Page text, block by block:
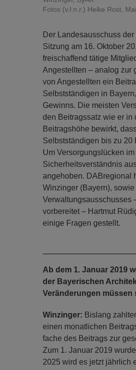
Fotos (v.l.n.r.) Heike Rost,
Der Landesausschuss
Sitzung am 16. Oktober
freischaffend tätige
Angestellten – analog zur
von Angestellten ein
Selbstständigen in
Gewinns. Die meisten
den Beitragssatz wie er in
Beitragshöhe bewirkt,
Selbstständigen bis zu 20
Um Versorgungslücken
Sicherheitsverständnis
angehoben. DABregional
Winzinger (Bayern),
Verwaltungsausschusses
vorbereitet – Hartmut
einige Fragen gestellt.
Ab dem 1. Januar 2019
der Bayerischen
Veränderungen müssen
Winzinger: Bislang
einen monatlichen
fache des Beitrags zur
Zum 1. Januar 2019
2025 wird es jetzt jährlich